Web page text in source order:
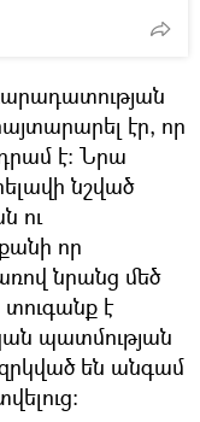
էր, որ
է։ Նրա
նշված
ու
որ
նրանց մեծ
է
պատմության
են անգամ